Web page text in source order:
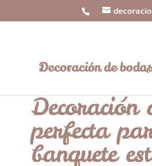
Decoración
perfecta
banquete